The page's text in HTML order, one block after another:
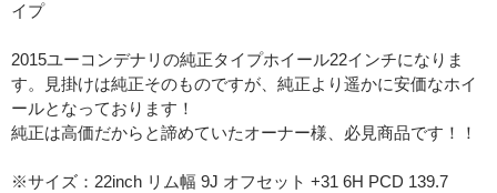
イプ
2015ユーコンデナリの純正タイプホイール22インチになりま
す。見掛けは純正そのものですが、純正より遥かに安価なホイ
ールとなっております！
純正は高価だからと諦めていたオーナー様、必見商品です！！
※サイズ：22inch リム幅 9J オフセット +31 6H PCD 139.7